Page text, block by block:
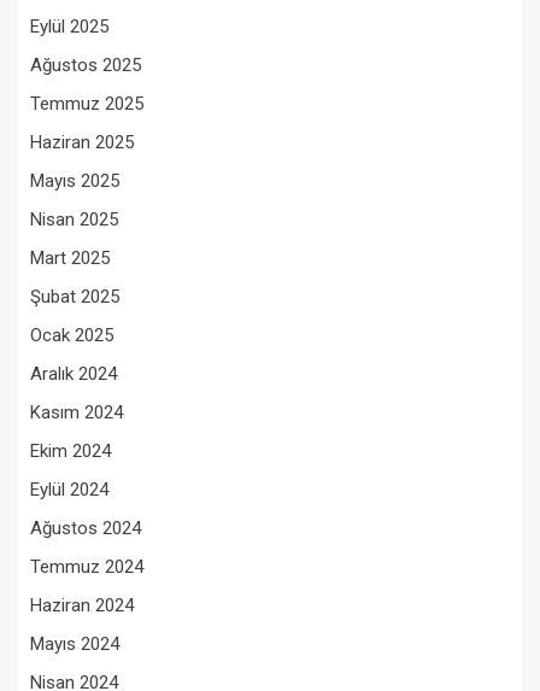
Eylül 2025
Ağustos 2025
Temmuz 2025
Haziran 2025
Mayıs 2025
Nisan 2025
Mart 2025
Şubat 2025
Ocak 2025
Aralık 2024
Kasım 2024
Ekim 2024
Eylül 2024
Ağustos 2024
Temmuz 2024
Haziran 2024
Mayıs 2024
Nisan 2024